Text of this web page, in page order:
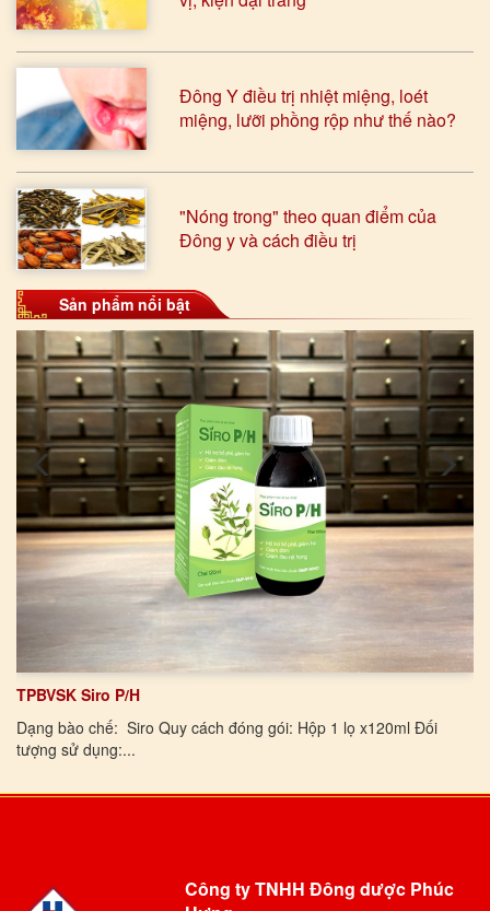
Đông Y điều trị nhiệt miệng, loét
miệng, lưỡi phồng rộp như thế nào?
"Nóng trong" theo quan điểm của
Đông y và cách điều trị
Sản phẩm nổi bật
TPBVSK Siro P/H
Dạng bào chế: Siro Quy cách đóng gói: Hộp 1 lọ x120ml Đối
tượng sử dụng:...
Công ty TNHH Đông dược Phúc